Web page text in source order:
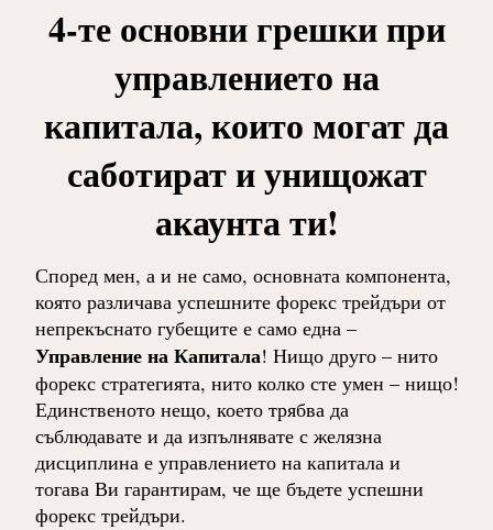
4-те основни грешки при
управлението на
капитала, които могат да
саботират и унищожат
акаунта ти!
Според мен, а и не само, основната компонента,
която различава успешните форекс трейдъри от
непрекъснато губещите е само една –
Управление на Капитала! Нищо друго – нито
форекс стратегията, нито колко сте умен – нищо!
Единственото нещо, което трябва да
съблюдавате и да изпълнявате с желязна
дисциплина е управлението на капитала и
тогава Ви гарантирам, че ще бъдете успешни
форекс трейдъри.